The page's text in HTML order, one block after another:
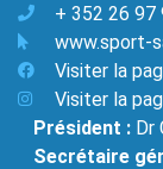
+ 352 26 97
www.sport-
Visiter la
Visiter la
Président : Dr
Secrétaire